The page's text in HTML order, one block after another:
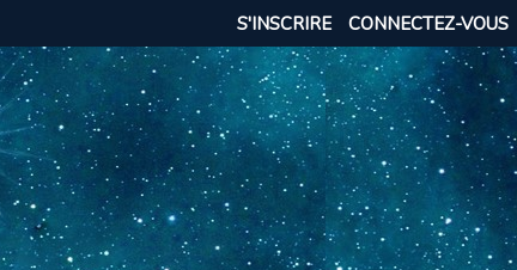
CONNECTEZ-VOUS
S'INSCRIRE